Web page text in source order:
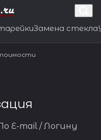
Замена стекла
E-mail / Логину